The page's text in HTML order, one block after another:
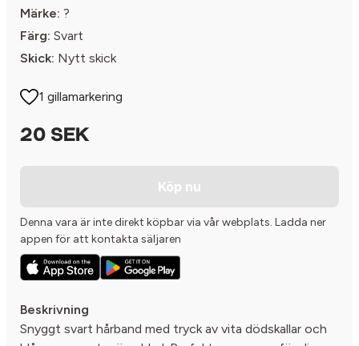
Märke: ?
Färg: Svart
Skick: Nytt skick
1 gillamarkering
20 SEK
Köp nu
Denna vara är inte direkt köpbar via vår webplats. Ladda ner
appen för att kontakta säljaren
Beskrivning
Snyggt svart hårband med tryck av vita dödskallar och